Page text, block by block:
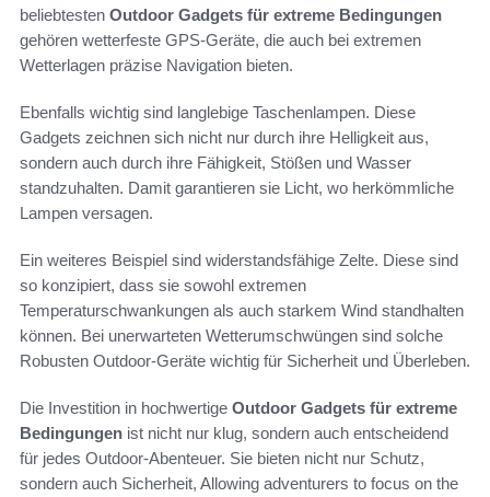
beliebtesten Outdoor Gadgets für extreme Bedingungen
gehören wetterfeste GPS-Geräte, die auch bei extremen
Wetterlagen präzise Navigation bieten.
Ebenfalls wichtig sind langlebige Taschenlampen. Diese
Gadgets zeichnen sich nicht nur durch ihre Helligkeit aus,
sondern auch durch ihre Fähigkeit, Stößen und Wasser
standzuhalten. Damit garantieren sie Licht, wo herkömmliche
Lampen versagen.
Ein weiteres Beispiel sind widerstandsfähige Zelte. Diese sind
so konzipiert, dass sie sowohl extremen
Temperaturschwankungen als auch starkem Wind standhalten
können. Bei unerwarteten Wetterumschwüngen sind solche
Robusten Outdoor-Geräte wichtig für Sicherheit und Überleben.
Die Investition in hochwertige Outdoor Gadgets für extreme
Bedingungen ist nicht nur klug, sondern auch entscheidend
für jedes Outdoor-Abenteuer. Sie bieten nicht nur Schutz,
sondern auch Sicherheit, Allowing adventurers to focus on the